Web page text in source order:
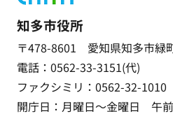
知多市役所
〒478-8601 愛知県知多市緑
電話：0562-33-3151(代)
ファクシミリ：0562-32-1010
開庁日：月曜日～金曜日 午